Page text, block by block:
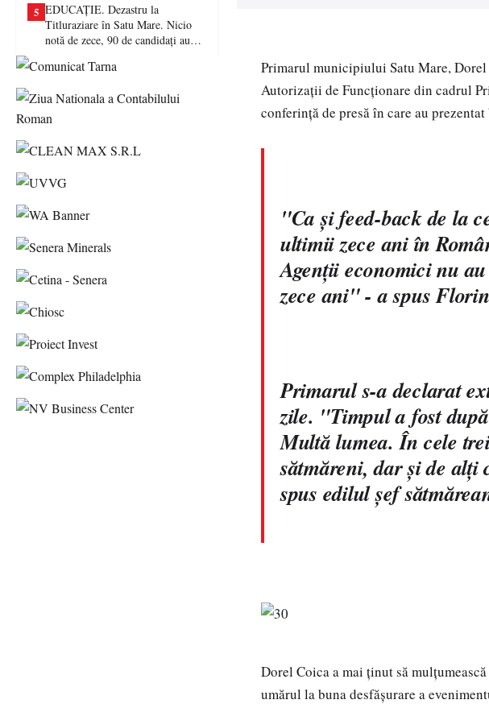
5 EDUCAȚIE. Dezastru la
Titluraziare în Satu Mare. Nicio
notă de zece, 90 de candidați au
Primarul municipiului Satu Mare,
Autorizaţii de Funcţionare din cadrul
conferinţă de presă în care au
"Ca şi feed-back de la
ultimii zece ani în
Agenţii economici nu
zece ani" - a spus
Primarul s-a declarat
zile. "Timpul a fost
Multă lumea. În cele
sătmăreni, dar şi de
spus edilul şef
Dorel Coica a mai ţinut să
umărul la buna desfăşurare a